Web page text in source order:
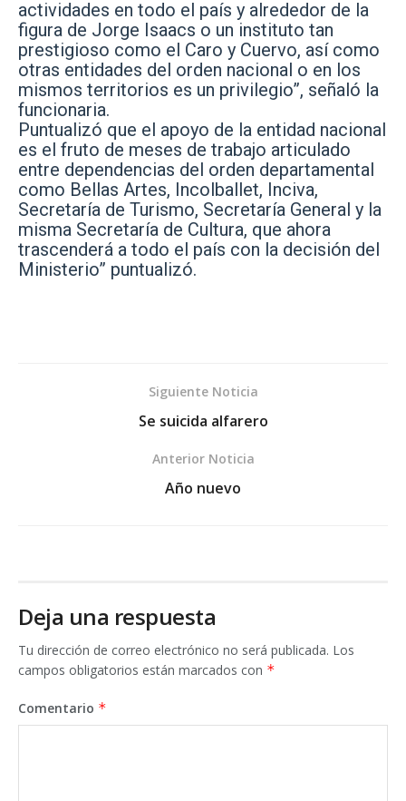
actividades en todo el país y alrededor de la
figura de Jorge Isaacs o un instituto tan
prestigioso como el Caro y Cuervo, así como
otras entidades del orden nacional o en los
mismos territorios es un privilegio”, señaló la
funcionaria.
Puntualizó que el apoyo de la entidad nacional
es el fruto de meses de trabajo articulado
entre dependencias del orden departamental
como Bellas Artes, Incolballet, Inciva,
Secretaría de Turismo, Secretaría General y la
misma Secretaría de Cultura, que ahora
trascenderá a todo el país con la decisión del
Ministerio” puntualizó.
Siguiente Noticia
Se suicida alfarero
Anterior Noticia
Año nuevo
Deja una respuesta
Tu dirección de correo electrónico no será publicada. Los
campos obligatorios están marcados con *
Comentario *